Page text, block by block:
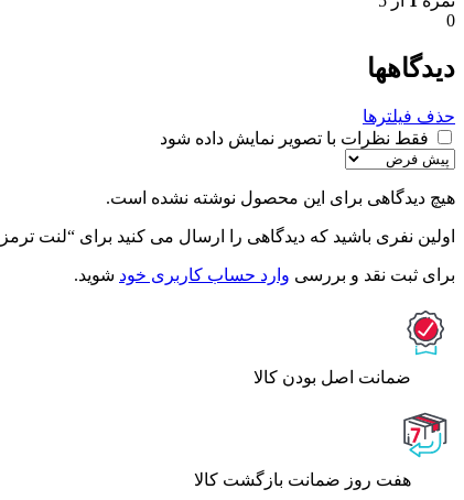
0
دیدگاهها
حذف فیلترها
فقط نظرات با تصویر نمایش داده شود
هیچ دیدگاهی برای این محصول نوشته نشده است.
اولین نفری باشید که دیدگاهی را ارسال می کنید برای “لنت
برای ثبت نقد و بررسی وارد حساب کاربری خود شوید.
ﺿﻤﺎﻧﺖ اﺻﻞ ﺑﻮدن ﮐﺎﻟﺎ
هفت روز ضمانت بازگشت کالا